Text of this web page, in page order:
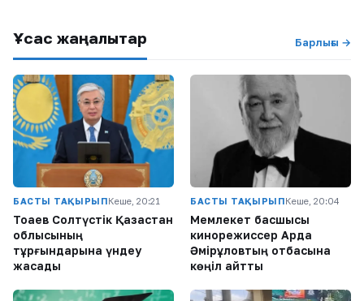
Ұқсас жаңалықтар Барлығы →
БАСТЫ ТАҚЫРЫПКеше, 20:21
Тоқаев Солтүстік Қазақстан
облысының
тұрғындарына үндеу
жасады
БАСТЫ ТАҚЫРЫПКеше, 20:04
Мемлекет басшысы
кинорежиссер Ардақ
Әмірқұловтың отбасына
көңіл айтты